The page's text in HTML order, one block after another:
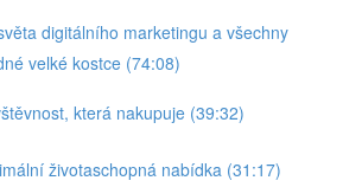
digitálního marketingu a všechny
velké kostce (74:08)
která nakupuje (39:32)
životaschopná nabídka (31:17)